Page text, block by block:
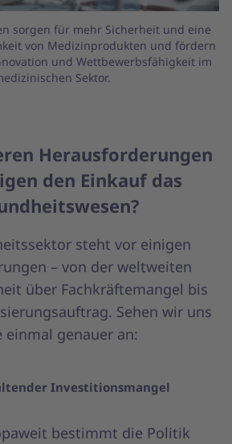
sorgen für mehr Sicherheit und eine
von Medizinprodukten und fördern
und Wettbewerbsfähigkeit im
Sektor.
Herausforderungen
den Einkauf das
steht vor einigen
– von der weltweiten
über Fachkräftemangel bis
Sehen wir uns
einmal genauer an:
Investitionsmangel
bestimmt die Politik